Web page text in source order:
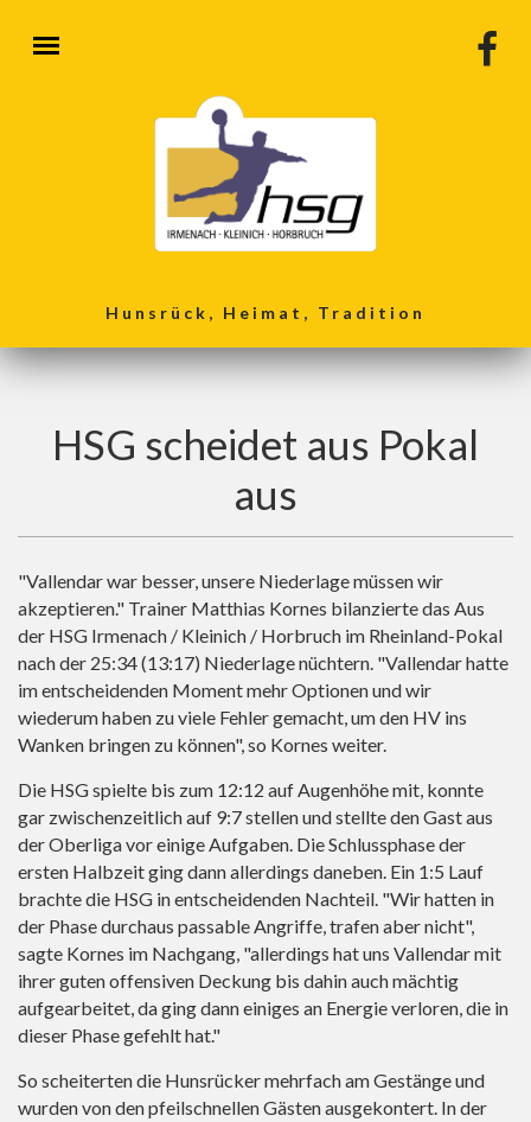
Hunsrück, Heimat, Tradition
HSG scheidet aus Pokal
aus
"Vallendar war besser, unsere Niederlage müssen wir
akzeptieren." Trainer Matthias Kornes bilanzierte das Aus
der HSG Irmenach / Kleinich / Horbruch im Rheinland-Pokal
nach der 25:34 (13:17) Niederlage nüchtern. "Vallendar hatte
im entscheidenden Moment mehr Optionen und wir
wiederum haben zu viele Fehler gemacht, um den HV ins
Wanken bringen zu können", so Kornes weiter.
Die HSG spielte bis zum 12:12 auf Augenhöhe mit, konnte
gar zwischenzeitlich auf 9:7 stellen und stellte den Gast aus
der Oberliga vor einige Aufgaben. Die Schlussphase der
ersten Halbzeit ging dann allerdings daneben. Ein 1:5 Lauf
brachte die HSG in entscheidenden Nachteil. "Wir hatten in
der Phase durchaus passable Angriffe, trafen aber nicht",
sagte Kornes im Nachgang, "allerdings hat uns Vallendar mit
ihrer guten offensiven Deckung bis dahin auch mächtig
aufgearbeitet, da ging dann einiges an Energie verloren, die in
dieser Phase gefehlt hat."
So scheiterten die Hunsrücker mehrfach am Gestänge und
wurden von den pfeilschnellen Gästen ausgekontert. In der